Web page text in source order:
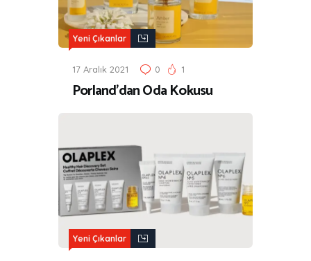
Yeni Çıkanlar
17 Aralık 2021 0 1
Porland’dan Oda Kokusu
Yeni Çıkanlar